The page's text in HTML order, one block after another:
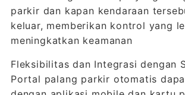
parkir dan kapan kendaraan
keluar, memberikan kontrol yang
meningkatkan keamanan
Fleksibilitas dan Integrasi dengan
Portal palang parkir otomatis